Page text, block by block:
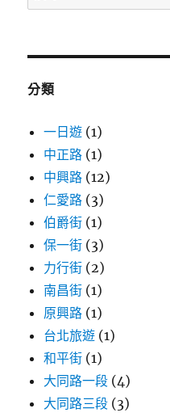
尋
鍵
分類
一日遊 (1)
中正路 (1)
中興路 (12)
仁愛路 (3)
伯爵街 (1)
保一街 (3)
力行街 (2)
南昌街 (1)
原興路 (1)
台北旅遊 (1)
和平街 (1)
大同路一段 (4)
大同路三段 (3)